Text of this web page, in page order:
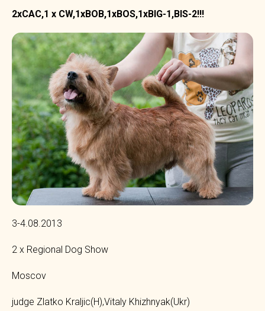
2xCAC,1 x CW,1xBOB,1xBOS,1xBIG-1,BIS-2!!!
3-4.08.2013
2 x Regional Dog Show
Moscov
judge Zlatko Kraljic(H),Vitaly Khizhnyak(Ukr)